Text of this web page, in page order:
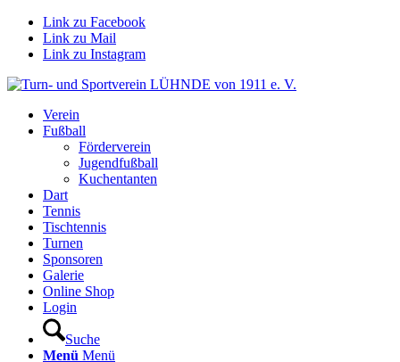
Link zu Facebook
Link zu Mail
Link zu Instagram
Verein
Fußball
Förderverein
Jugendfußball
Kuchentanten
Dart
Tennis
Tischtennis
Turnen
Sponsoren
Galerie
Online Shop
Login
Suche
Menü Menü